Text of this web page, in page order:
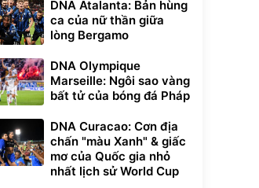
DNA Atalanta: Bản hùng
ca của nữ thần giữa
lòng Bergamo
DNA Olympique
Marseille: Ngôi sao vàng
bất tử của bóng đá Pháp
DNA Curacao: Cơn địa
chấn "màu Xanh" & giấc
mơ của Quốc gia nhỏ
nhất lịch sử World Cup